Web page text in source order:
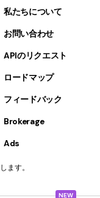
NEW
私たちについて
お問い合わせ
APIのリクエスト
ロードマップ
フィードバック
Brokerage
Ads
ます。